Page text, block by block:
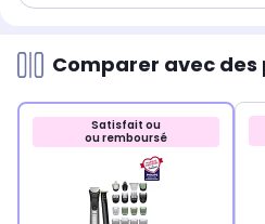
Comparer avec
Satisfait ou
ou remboursé